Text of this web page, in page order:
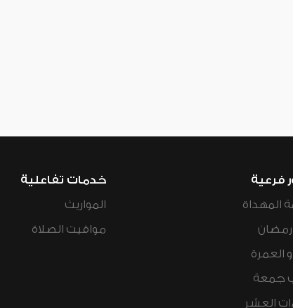
فرعية
المهداة
رمضان
العمرة
جمعة
العشر
خدمات تفاعلية
المواريث
مواقيت الصلاة